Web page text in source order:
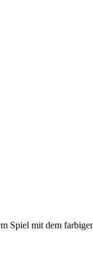
Spiel mit dem